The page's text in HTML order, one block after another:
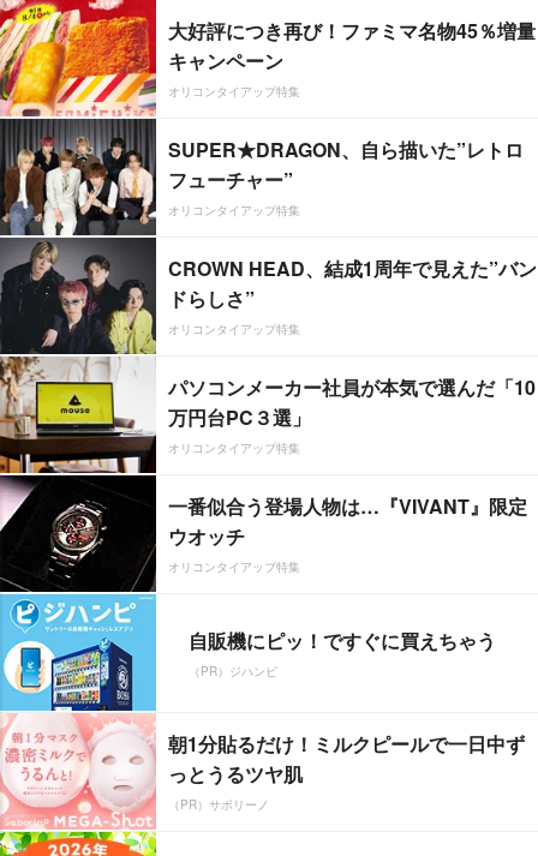
大好評につき再び！ファミマ名物45％増量
キャンペーン
オリコンタイアップ特集
SUPER★DRAGON、自ら描いた”レトロ
フューチャー”
オリコンタイアップ特集
CROWN HEAD、結成1周年で見えた”バン
ドらしさ”
オリコンタイアップ特集
パソコンメーカー社員が本気で選んだ「10
万円台PC３選」
オリコンタイアップ特集
一番似合う登場人物は…『VIVANT』限定
ウオッチ
オリコンタイアップ特集
自販機にピッ！ですぐに買えちゃう
（PR）ジハンピ
朝1分貼るだけ！ミルクピールで一日中ず
っとうるツヤ肌
（PR）サボリーノ